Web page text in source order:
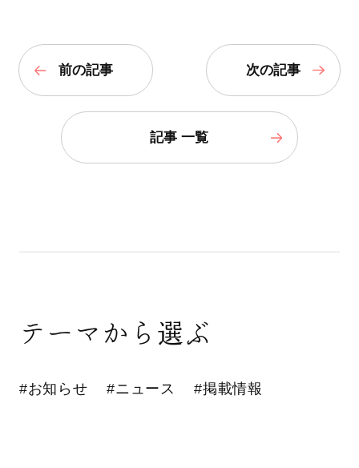
前の記事 次の記事
記事 一覧
テーマから選ぶ
#お知らせ #ニュース #掲載情報